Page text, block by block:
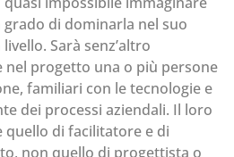
di dominarla nel suo
Sarà senz’altro
progetto una o più persone
familiari con le tecnologie e
dei processi aziendali. Il loro
quello di facilitatore e di
non quello di progettista o